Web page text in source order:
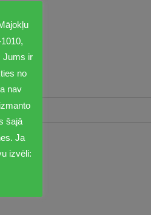
Jums ir
no
nav
šajā
Ja
izvēli: